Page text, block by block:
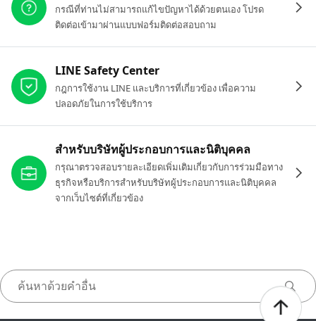
กรณีที่ท่านไม่สามารถแก้ไขปัญหาได้ด้วยตนเอง โปรด
ติดต่อเข้ามาผ่านแบบฟอร์มติดต่อสอบถาม
LINE Safety Center
กฎการใช้งาน LINE และบริการที่เกี่ยวข้อง เพื่อความ
ปลอดภัยในการใช้บริการ
สำหรับบริษัทผู้ประกอบการและนิติบุคคล
กรุณาตรวจสอบรายละเอียดเพิ่มเติมเกี่ยวกับการร่วมมือทาง
ธุรกิจหรือบริการสำหรับบริษัทผู้ประกอบการและนิติบุคคล
จากเว็บไซต์ที่เกี่ยวข้อง